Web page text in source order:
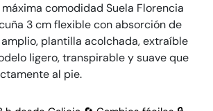
comodidad Suela Florencia
3 cm flexible con absorción de
plantilla acolchada, extraíble
ligero, transpirable y suave que
al pie.